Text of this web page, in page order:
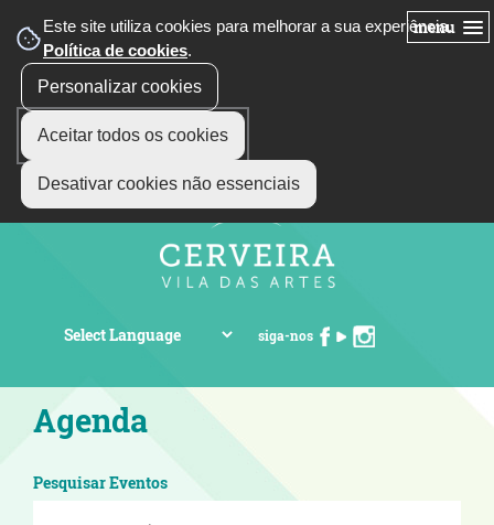
Este site utiliza cookies para melhorar a sua experiência.
Política de cookies.
Personalizar cookies
Aceitar todos os cookies
Desativar cookies não essenciais
menu
siga-nos
Agenda
Pesquisar Eventos